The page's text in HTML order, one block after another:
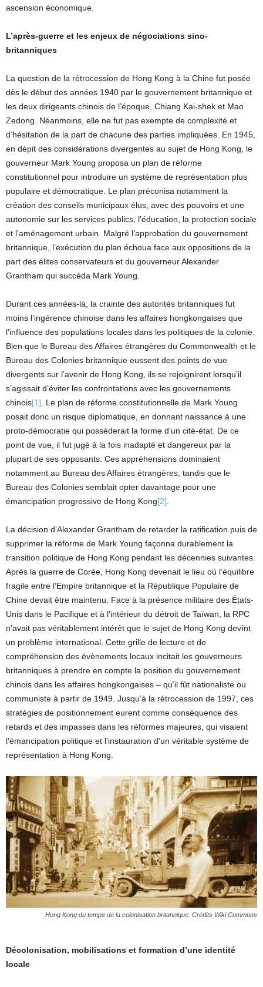
ascension économique.
L’après-guerre et les enjeux de négociations sino-
britanniques
La question de la rétrocession de Hong Kong à la Chine fut posée
dès le début des années 1940 par le gouvernement britannique et
les deux dirigeants chinois de l’époque, Chiang Kai-shek et Mao
Zedong. Néanmoins, elle ne fut pas exempte de complexité et
d’hésitation de la part de chacune des parties impliquées. En 1945,
en dépit des considérations divergentes au sujet de Hong Kong, le
gouverneur Mark Young proposa un plan de réforme
constitutionnel pour introduire un système de représentation plus
populaire et démocratique. Le plan préconisa notamment la
création des conseils municipaux élus, avec des pouvoirs et une
autonomie sur les services publics, l’éducation, la protection sociale
et l’aménagement urbain. Malgré l’approbation du gouvernement
britannique, l’exécution du plan échoua face aux oppositions de la
part des élites conservateurs et du gouverneur Alexander
Grantham qui succéda Mark Young.
Durant ces années-là, la crainte des autorités britanniques fut
moins l’ingérence chinoise dans les affaires hongkongaises que
l’influence des populations locales dans les politiques de la colonie.
Bien que le Bureau des Affaires étrangères du Commonwealth et le
Bureau des Colonies britannique eussent des points de vue
divergents sur l’avenir de Hong Kong, ils se rejoignirent lorsqu’il
s’agissait d’éviter les confrontations avec les gouvernements
chinois[1]. Le plan de réforme constitutionnelle de Mark Young
posait donc un risque diplomatique, en donnant naissance à une
proto-démocratie qui possèderait la forme d’un cité-état. De ce
point de vue, il fut jugé à la fois inadapté et dangereux par la
plupart de ses opposants. Ces appréhensions dominaient
notamment au Bureau des Affaires étrangères, tandis que le
Bureau des Colonies semblait opter davantage pour une
émancipation progressive de Hong Kong[2].
La décision d’Alexander Grantham de retarder la ratification puis de
supprimer la réforme de Mark Young façonna durablement la
transition politique de Hong Kong pendant les décennies suivantes.
Après la guerre de Corée, Hong Kong devenait le lieu où l’équilibre
fragile entre l’Empire britannique et la République Populaire de
Chine devait être maintenu. Face à la présence militaire des États-
Unis dans le Pacifique et à l’intérieur du détroit de Taïwan, la RPC
n’avait pas véritablement intérêt que le sujet de Hong Kong devînt
un problème international. Cette grille de lecture et de
compréhension des évènements locaux incitait les gouverneurs
britanniques à prendre en compte la position du gouvernement
chinois dans les affaires hongkongaises – qu’il fût nationaliste ou
communiste à partir de 1949. Jusqu’à la rétrocession de 1997, ces
stratégies de positionnement eurent comme conséquence des
retards et des impasses dans les réformes majeures, qui visaient
l’émancipation politique et l’instauration d’un véritable système de
représentation à Hong Kong.
Hong Kong du temps de la colonisation britannique. Crédits Wiki Commons
Décolonisation, mobilisations et formation d’une identité
locale